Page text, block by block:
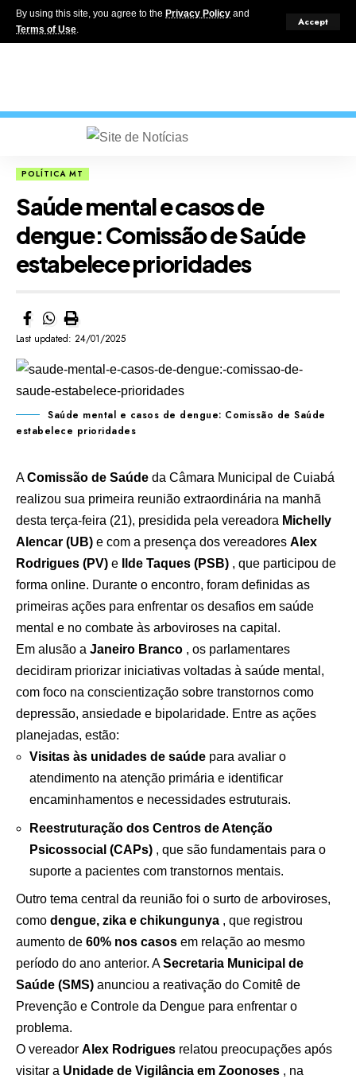
By using this site, you agree to the Privacy Policy and
Terms of Use.
Accept
POLÍTICA MT
Saúde mental e casos de
dengue: Comissão de Saúde
estabelece prioridades
Last updated: 24/01/2025
Saúde mental e casos de dengue: Comissão de Saúde
estabelece prioridades
AComissão de Saúde da Câmara Municipal de Cuiabá
realizou sua primeira reunião extraordinária na manhã
desta terça-feira (21), presidida pela vereadora Michelly
Alencar (UB) e com a presença dos vereadores Alex
Rodrigues (PV) e Ilde Taques (PSB) , que participou de
forma online. Durante o encontro, foram definidas as
primeiras ações para enfrentar os desafios em saúde
mental e no combate às arboviroses na capital.
Em alusão a Janeiro Branco , os parlamentares
decidiram priorizar iniciativas voltadas à saúde mental,
com foco na conscientização sobre transtornos como
depressão, ansiedade e bipolaridade. Entre as ações
planejadas, estão:
Visitas às unidades de saúde para avaliar o
atendimento na atenção primária e identificar
encaminhamentos e necessidades estruturais.
Reestruturação dos Centros de Atenção
Psicossocial (CAPs) , que são fundamentais para o
suporte a pacientes com transtornos mentais.
Outro tema central da reunião foi o surto de arboviroses,
como dengue, zika e chikungunya , que registrou
aumento de 60% nos casos em relação ao mesmo
período do ano anterior. ASecretaria Municipal de
Saúde (SMS) anunciou a reativação do Comitê de
Prevenção e Controle da Dengue para enfrentar o
problema.
O vereador Alex Rodrigues relatou preocupações após
visitar a Unidade de Vigilância em Zoonoses , na